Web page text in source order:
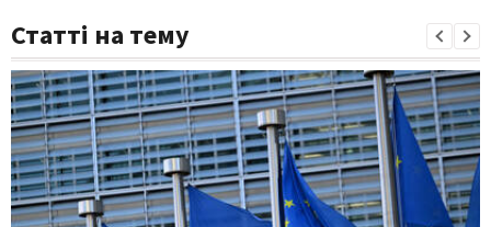
Статті на тему